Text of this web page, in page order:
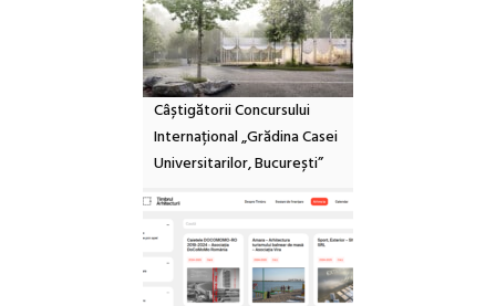
Câștigătorii Concursului
Internațional „Grădina Casei
Universitarilor, București”